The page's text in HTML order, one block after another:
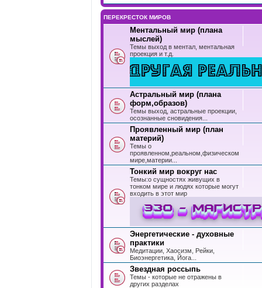
ПЕРЕКРЕСТОК МИРОВ
Ментальный мир (плана
мыслей)
Темы выход в ментал, ментальная
проекция и т.д.
Астральный мир (плана
форм,образов)
Темы выход, астральные проекции,
осознанные сновидения...
Проявленный мир (план
материй)
Темы о
проявленном,реальном,физическом
мире,материи...
Тонкий мир вокруг нас
Темы:о сущностях живущих в
тонком мире и людях которые могут
входить в этот мир
Энергетические - духовные
практики
Медитации, Хаосизм, Рейки,
Биоэнергетика, Йога...
Звездная россыпь
Темы - которые не отражены в
других разделах